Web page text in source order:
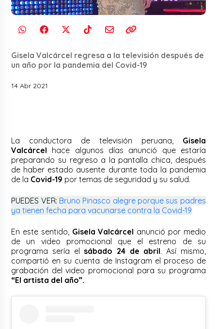
Gisela Valcárcel regresa a la televisión después de
un año por la pandemia del Covid-19
14 Abr 2021
La conductora de televisión peruana, Gisela
Valcárcel hace algunos días anunció que estaría
preparando su regreso a la pantalla chica, después
de haber estado ausente durante toda la pandemia
de la Covid-19 por temas de seguridad y su salud.
PUEDES VER: Bruno Pinasco alegre porque sus padres
ya tienen fecha para vacunarse contra la Covid-19
En este sentido, Gisela Valcárcel anunció por medio
de un video promocional que el estreno de su
programa sería el sábado 24 de abril. Así mismo,
compartió en su cuenta de Instagram el proceso de
grabación del video promocional para su programa
“El artista del año”.